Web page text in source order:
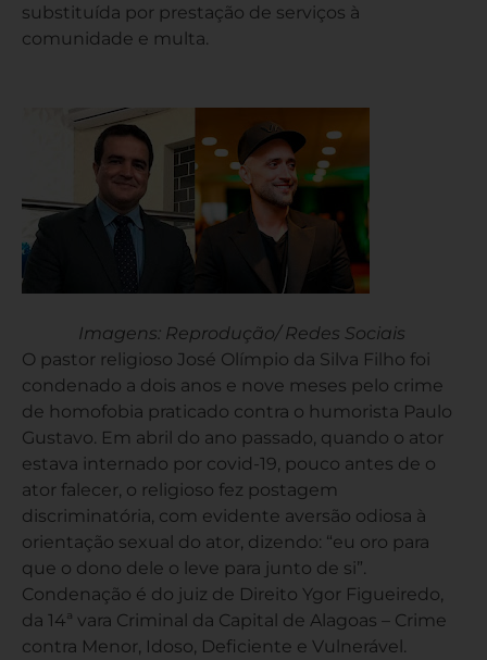
substituída por prestação de serviços à
comunidade e multa.
Imagens: Reprodução/ Redes Sociais
O pastor religioso José Olímpio da Silva Filho foi
condenado a dois anos e nove meses pelo crime
de homofobia praticado contra o humorista Paulo
Gustavo. Em abril do ano passado, quando o ator
estava internado por covid-19, pouco antes de o
ator falecer, o religioso fez postagem
discriminatória, com evidente aversão odiosa à
orientação sexual do ator, dizendo: “eu oro para
que o dono dele o leve para junto de si”.
Condenação é do juiz de Direito Ygor Figueiredo,
da 14ª vara Criminal da Capital de Alagoas – Crime
contra Menor, Idoso, Deficiente e Vulnerável.